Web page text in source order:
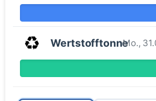
♻️ WertstofftonneMo.,